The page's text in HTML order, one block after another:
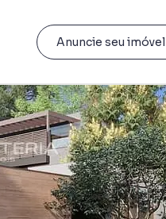
Anuncie seu imóvel